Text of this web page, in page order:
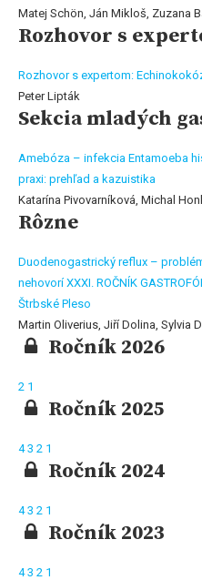
Matej Schön, Ján Mikloš, Zuzana
Rozhovor s
Rozhovor s expertom:
Peter Lipták
Sekcia mladých
Amebóza – infekcia Entamoeba
praxi: prehľad a kazuistika
Katarína Pivovarníková, Michal
Rôzne
Duodenogastrický reflux –
nehovorí XXXI. ROČNÍK
Štrbské Pleso
Martin Oliverius, Jiří Dolina, Sylvia
Ročník 2026
2 1
Ročník 2025
43 2 1
Ročník 2024
43 2 1
Ročník 2023
43 2 1